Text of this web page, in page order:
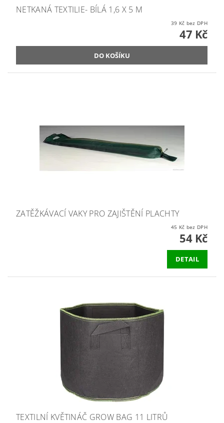
NETKANÁ TEXTILIE- BÍLÁ 1,6 X 5 M
39 Kč bez DPH
47 Kč
ZATĚŽKÁVACÍ VAKY PRO ZAJIŠTĚNÍ PLACHTY
45 Kč bez DPH
54 Kč
DETAIL
TEXTILNÍ KVĚTINÁČ GROW BAG 11 LITRŮ